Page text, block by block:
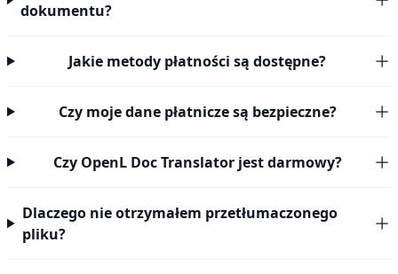
dokumentu?
Jakie metody płatności są dostępne?
Czy moje dane płatnicze są bezpieczne?
Czy OpenL Doc Translator jest darmowy?
Dlaczego nie otrzymałem przetłumaczonego
pliku?